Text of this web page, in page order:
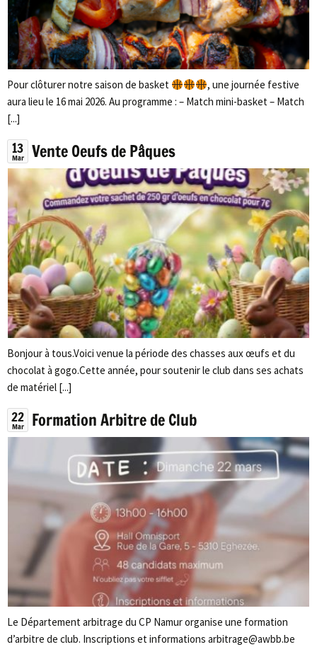
Pour clôturer notre saison de basket
, une journée festive
aura lieu le 16 mai 2026. Au programme : – Match mini-basket – Match
[...]
13
Mar Vente Oeufs de Pâques
Bonjour à tous.Voici venue la période des chasses aux œufs et du
chocolat à gogo.Cette année, pour soutenir le club dans ses achats
de matériel [...]
22
Mar Formation Arbitre de Club
Le Département arbitrage du CP Namur organise une formation
d’arbitre de club. Inscriptions et informations arbitrage@awbb.be